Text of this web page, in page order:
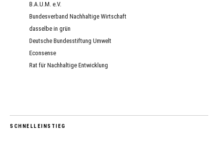
B.A.U.M. e.V.
Bundesverband Nachhaltige Wirtschaft
dasselbe in grün
Deutsche Bundesstiftung Umwelt
Econsense
Rat für Nachhaltige Entwicklung
SCHNELLEINSTIEG